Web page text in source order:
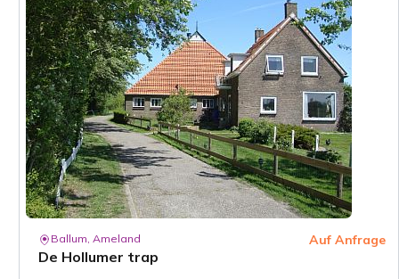
Ballum, Ameland
De Hollumer trap
Auf Anfrage